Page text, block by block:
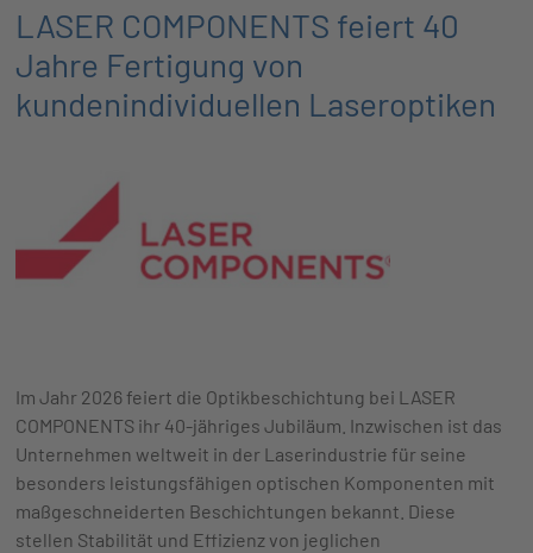
LASER COMPONENTS feiert 40
Jahre Fertigung von
kundenindividuellen Laseroptiken
Im Jahr 2026 feiert die Optikbeschichtung bei LASER
COMPONENTS ihr 40-jähriges Jubiläum. Inzwischen ist das
Unternehmen weltweit in der Laserindustrie für seine
besonders leistungsfähigen optischen Komponenten mit
maßgeschneiderten Beschichtungen bekannt. Diese
stellen Stabilität und Effizienz von jeglichen